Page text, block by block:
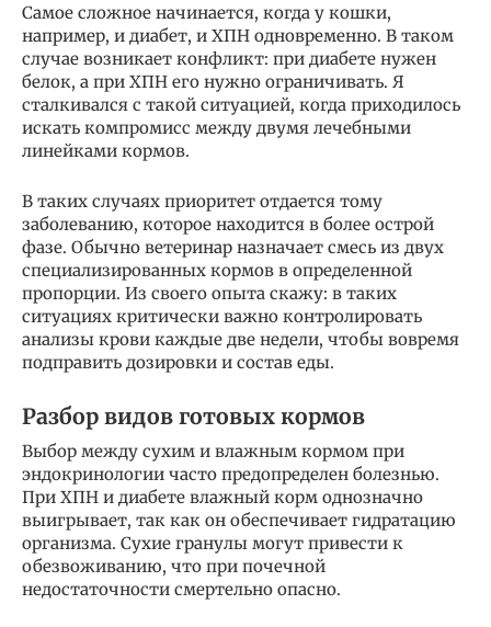
Самое сложное начинается, когда у кошки,
например, и диабет, и ХПН одновременно. В таком
случае возникает конфликт: при диабете нужен
белок, а при ХПН его нужно ограничивать. Я
сталкивался с такой ситуацией, когда приходилось
искать компромисс между двумя лечебными
линейками кормов.
В таких случаях приоритет отдается тому
заболеванию, которое находится в более острой
фазе. Обычно ветеринар назначает смесь из двух
специализированных кормов в определенной
пропорции. Из своего опыта скажу: в таких
ситуациях критически важно контролировать
анализы крови каждые две недели, чтобы вовремя
подправить дозировки и состав еды.
Разбор видов готовых кормов
Выбор между сухим и влажным кормом при
эндокринологии часто предопределен болезнью.
При ХПН и диабете влажный корм однозначно
выигрывает, так как он обеспечивает гидратацию
организма. Сухие гранулы могут привести к
обезвоживанию, что при почечной
недостаточности смертельно опасно.